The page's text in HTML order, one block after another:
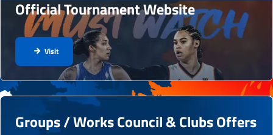
Official Tournament Website
Visit
Groups / Works Council & Clubs Offers